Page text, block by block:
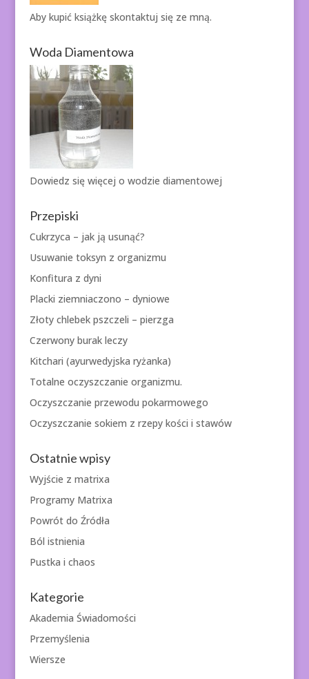
Aby kupić książkę skontaktuj się ze mną.
Woda Diamentowa
Dowiedz się więcej o wodzie diamentowej
Przepiski
Cukrzyca – jak ją usunąć?
Usuwanie toksyn z organizmu
Konfitura z dyni
Placki ziemniaczono – dyniowe
Złoty chlebek pszczeli – pierzga
Czerwony burak leczy
Kitchari (ayurwedyjska ryżanka)
Totalne oczyszczanie organizmu.
Oczyszczanie przewodu pokarmowego
Oczyszczanie sokiem z rzepy kości i stawów
Ostatnie wpisy
Wyjście z matrixa
Programy Matrixa
Powrót do Źródła
Ból istnienia
Pustka i chaos
Kategorie
Akademia Świadomości
Przemyślenia
Wiersze